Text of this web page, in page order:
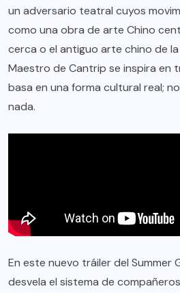
un adversario teatral cuyos
como una obra de arte Chino
cerca o el antiguo arte chino de la
Maestro de Cantrip se inspira en
basa en una forma cultural real;
nada.
En este nuevo tráiler del Summer
desvela el sistema de